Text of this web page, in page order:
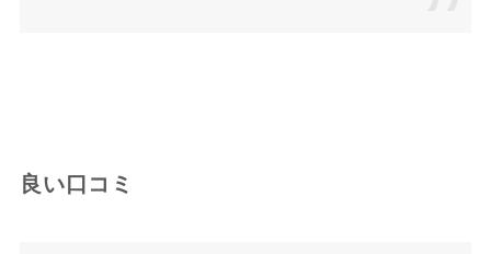
良い口コミ